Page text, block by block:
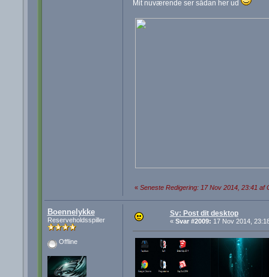
Mit nuværende ser sådan her ud
« Seneste Redigering: 17 Nov 2014, 23:41 af
Boennelykke
Reserveholdsspiller
Offline
Sv: Post dit desktop
« Svar #2009: 17 Nov 2014,